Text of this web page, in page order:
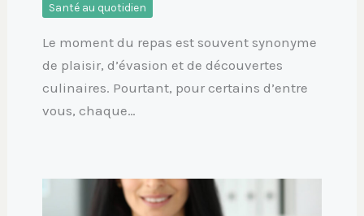
Santé au quotidien
Le moment du repas est souvent synonyme
de plaisir, d’évasion et de découvertes
culinaires. Pourtant, pour certains d’entre
vous, chaque…